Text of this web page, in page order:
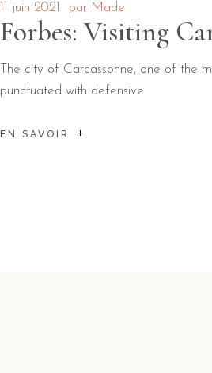
11 juin 2021 par Made
Forbes: Visiting
The city of Carcassonne, one of the
punctuated with defensive
EN SAVOIR